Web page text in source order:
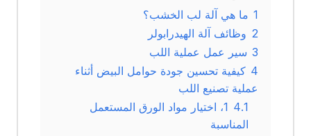
1 ما هي آلة لب الخشب؟
2 وظائف آلة الهيدرابولر
3 سير عمل عملية اللب
4 كيفية تحسين جودة حوامل البيض أثناء
عملية تصنيع اللب
4.1
1، اختيار مواد الورق المستعمل
المناسبة